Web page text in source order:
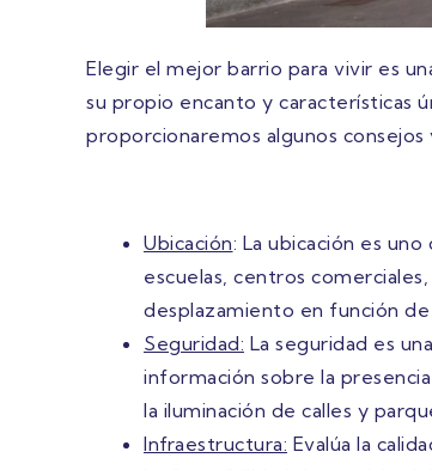
Elegir el mejor barrio para vivir es
su propio encanto y características
proporcionaremos algunos
Ubicación: La ubicación es
escuelas, centros
desplazamiento en función
Seguridad: La seguridad es
información sobre la
la iluminación de calles y
Infraestructura: Evalúa la